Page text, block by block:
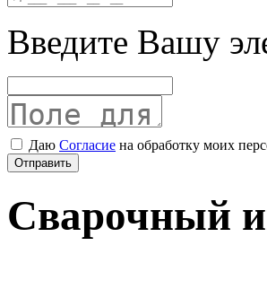
Введите Вашу
Даю Согласие на обработку моих
Отправить
Сварочный